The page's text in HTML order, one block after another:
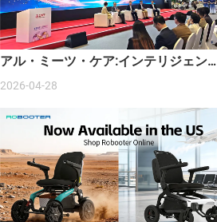
アル・ミーツ・ケア:インテリジェント
医療機器の台頭
2026-04-28